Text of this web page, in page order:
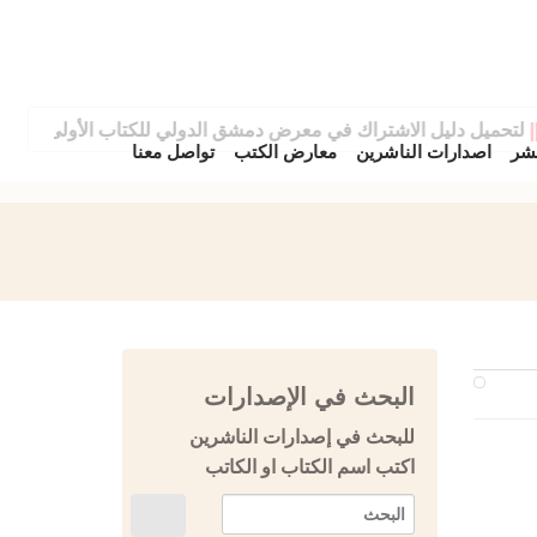
اصدارات الناشرين معارض الكتب تواصل معنا
دليل الاشتراك في معرض دمشق الدولي للكتاب الأولى يرجى
البحث في الإصدارات
للبحث في إصدارات الناشرين
اكتب اسم الكتاب او الكاتب